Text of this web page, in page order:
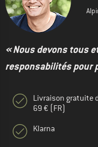
« Nous devons tous
responsabilités pour
Livraison gratuite
69 € (FR)
Klarna